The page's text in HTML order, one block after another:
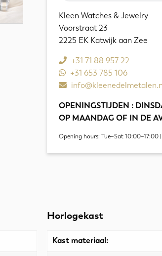
Kleen Watches & Jewelry
Voorstraat 23
2225 EK Katwijk aan Zee
+31 71 88 957 22
+31 653 785 106
OPENINGSTIJDEN :
OP MAANDAG OF IN DE
Opening hours: Tue–Sat
Horlogekast
Kast materiaal: